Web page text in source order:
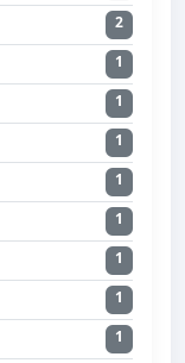
2
1
1
1
1
1
1
1
1